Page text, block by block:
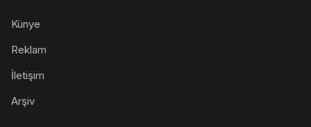
Künye
Reklam
İletişim
Arşiv